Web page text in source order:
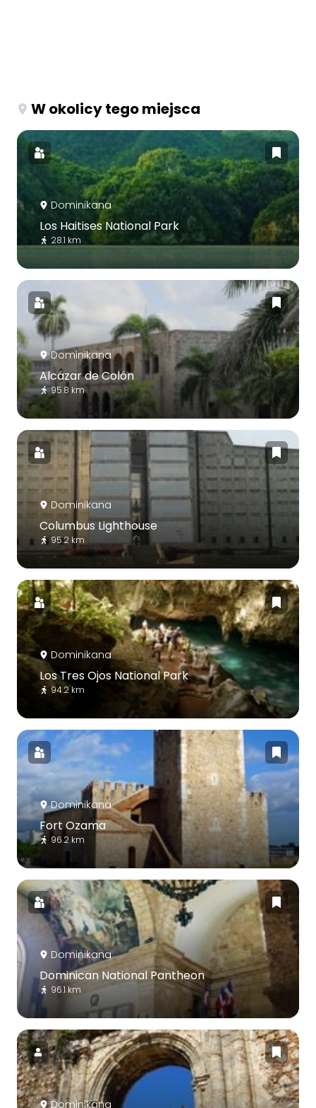
W okolicy tego miejsca
Dominikana
Los Haitises National Park
28.1 km
Dominikana
Alcázar de Colón
95.8 km
Dominikana
Columbus Lighthouse
95.2 km
Dominikana
Los Tres Ojos National Park
94.2 km
Dominikana
Fort Ozama
96.2 km
Dominikana
Dominican National Pantheon
96.1 km
Dominikana